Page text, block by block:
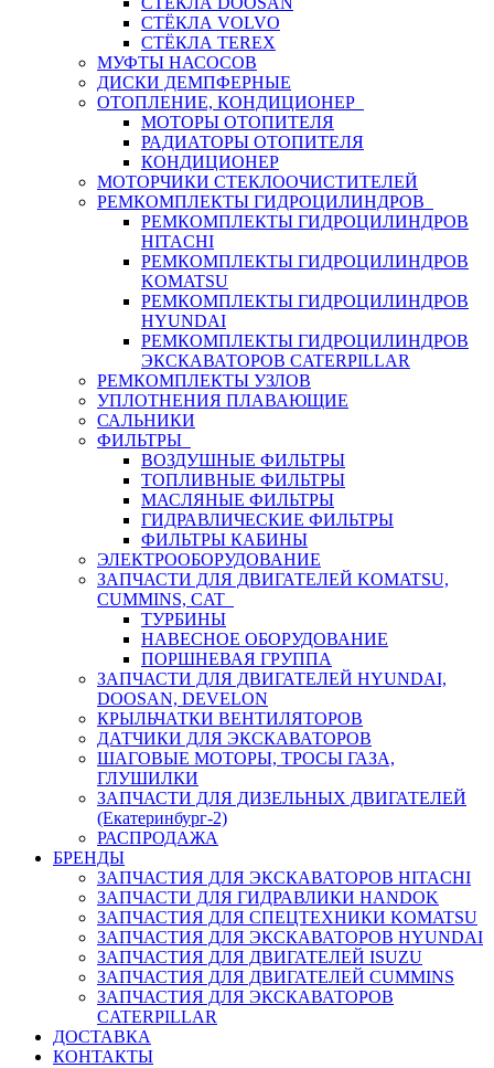
СТЁКЛА VOLVO
СТЁКЛА TEREX
МУФТЫ НАСОСОВ
ДИСКИ ДЕМПФЕРНЫЕ
ОТОПЛЕНИЕ, КОНДИЦИОНЕР
МОТОРЫ ОТОПИТЕЛЯ
РАДИАТОРЫ ОТОПИТЕЛЯ
КОНДИЦИОНЕР
МОТОРЧИКИ СТЕКЛООЧИСТИТЕЛЕЙ
РЕМКОМПЛЕКТЫ ГИДРОЦИЛИНДРОВ
РЕМКОМПЛЕКТЫ ГИДРОЦИЛИНДРОВ
HITACHI
РЕМКОМПЛЕКТЫ ГИДРОЦИЛИНДРОВ
KOMATSU
РЕМКОМПЛЕКТЫ ГИДРОЦИЛИНДРОВ
HYUNDAI
РЕМКОМПЛЕКТЫ ГИДРОЦИЛИНДРОВ
ЭКСКАВАТОРОВ CATERPILLAR
РЕМКОМПЛЕКТЫ УЗЛОВ
УПЛОТНЕНИЯ ПЛАВАЮЩИЕ
САЛЬНИКИ
ФИЛЬТРЫ
ВОЗДУШНЫЕ ФИЛЬТРЫ
ТОПЛИВНЫЕ ФИЛЬТРЫ
МАСЛЯНЫЕ ФИЛЬТРЫ
ГИДРАВЛИЧЕСКИЕ ФИЛЬТРЫ
ФИЛЬТРЫ КАБИНЫ
ЭЛЕКТРООБОРУДОВАНИЕ
ЗАПЧАСТИ ДЛЯ ДВИГАТЕЛЕЙ KOMATSU,
CUMMINS, CAT
ТУРБИНЫ
НАВЕСНОЕ ОБОРУДОВАНИЕ
ПОРШНЕВАЯ ГРУППА
ЗАПЧАСТИ ДЛЯ ДВИГАТЕЛЕЙ HYUNDAI,
DOOSAN, DEVELON
КРЫЛЬЧАТКИ ВЕНТИЛЯТОРОВ
ДАТЧИКИ ДЛЯ ЭКСКАВАТОРОВ
ШАГОВЫЕ МОТОРЫ, ТРОСЫ ГАЗА,
ГЛУШИЛКИ
ЗАПЧАСТИ ДЛЯ ДИЗЕЛЬНЫХ ДВИГАТЕЛЕЙ
(Екатеринбург-2)
РАСПРОДАЖА
БРЕНДЫ
ЗАПЧАСТИЯ ДЛЯ ЭКСКАВАТОРОВ HITACHI
ЗАПЧАСТИ ДЛЯ ГИДРАВЛИКИ HANDOK
ЗАПЧАСТИЯ ДЛЯ СПЕЦТЕХНИКИ KOMATSU
ЗАПЧАСТИЯ ДЛЯ ЭКСКАВАТОРОВ HYUNDAI
ЗАПЧАСТИЯ ДЛЯ ДВИГАТЕЛЕЙ ISUZU
ЗАПЧАСТИЯ ДЛЯ ДВИГАТЕЛЕЙ CUMMINS
ЗАПЧАСТИЯ ДЛЯ ЭКСКАВАТОРОВ
CATERPILLAR
ДОСТАВКА
КОНТАКТЫ